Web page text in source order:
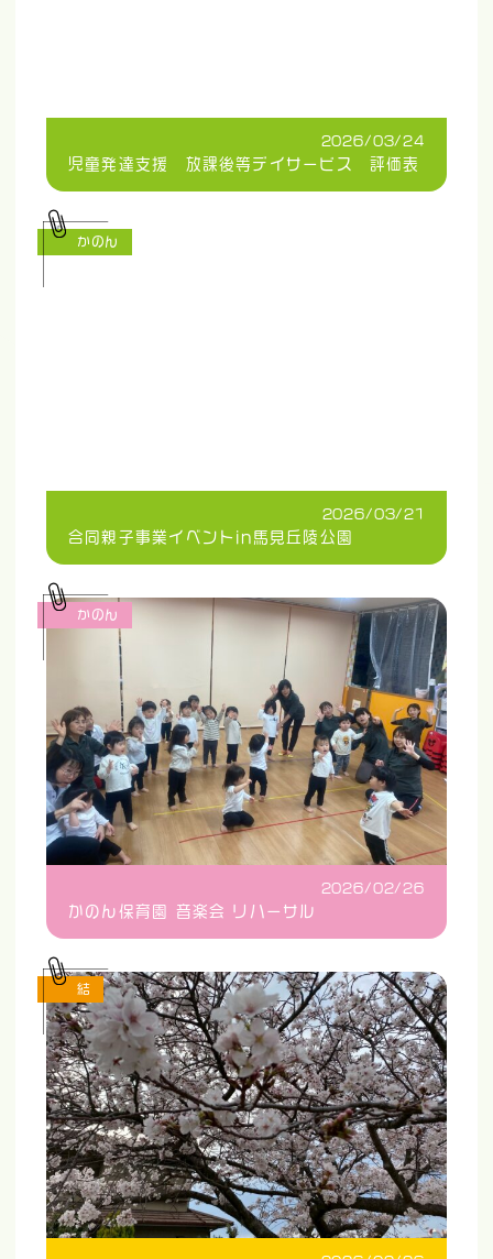
2026/03/24
児童発達支援 放課後等デイサービス 評価表
2026/03/21
合同親子事業イベントin馬見丘陵公園
かのん
2026/02/26
かのん保育園 音楽会 リハーサル
かのん
結